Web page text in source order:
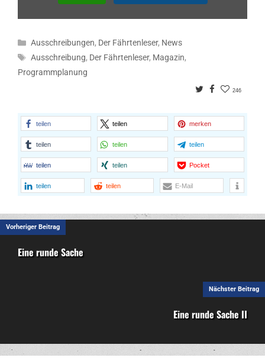
Kategorien
Ausschreibungen, Der Fährtenleser, News
Schlagwörter
Ausschreibung, Der Fährtenleser, Magazin,
Programmplanung
TwitterFacebook
246
teilen teilen merken
teilen teilen teilen
teilen teilen Pocket
teilen teilen E-Mail
Vorheriger Beitrag
Eine runde Sache
Nächster Beitrag
Eine runde Sache II